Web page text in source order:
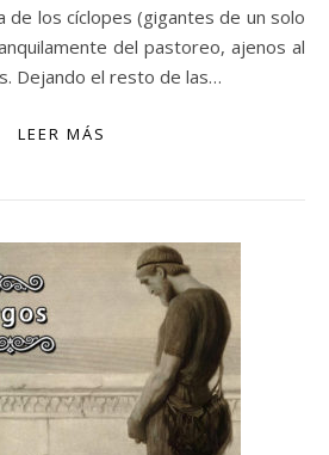
de los cíclopes (gigantes de un solo
del pastoreo, ajenos al
Dejando el resto de las…
LEER MÁS